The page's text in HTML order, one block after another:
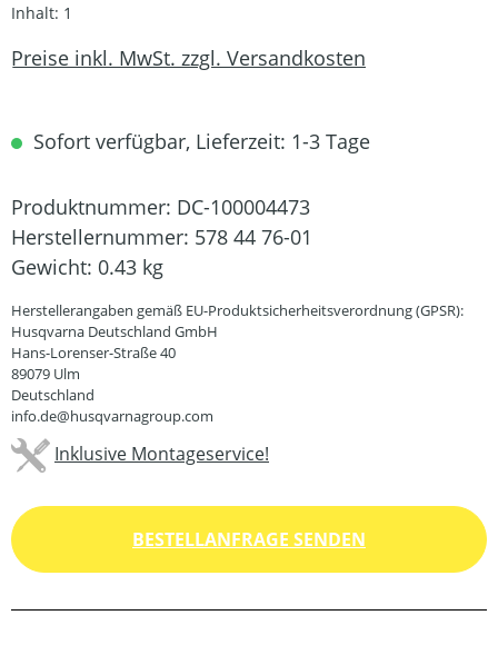
Inhalt: 1
Preise inkl. MwSt. zzgl. Versandkosten
Sofort verfügbar, Lieferzeit: 1-3 Tage
Produktnummer: DC-100004473
Herstellernummer: 578 44 76-01
Gewicht: 0.43 kg
Herstellerangaben gemäß EU-Produktsicherheitsverordnung (GPSR):
Husqvarna Deutschland GmbH
Hans-Lorenser-Straße 40
89079 Ulm
Deutschland
info.de@husqvarnagroup.com
Inklusive Montageservice!
BESTELLANFRAGE SENDEN